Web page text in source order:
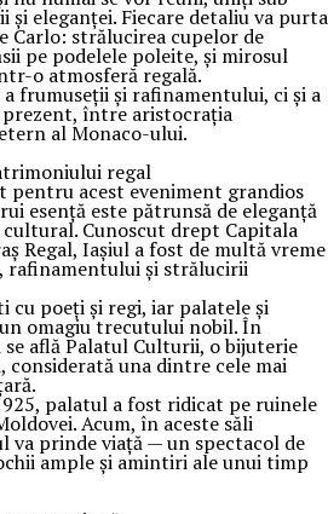
și eleganței. Fiecare detaliu va purta
Carlo: strălucirea cupelor de
pe podelele poleite, și mirosul
o atmosferă regală.
frumuseții și rafinamentului, ci și a
între aristocrația
al Monaco-ului.
regal
pentru acest eveniment grandios
esență este pătrunsă de eleganță
Cunoscut drept Capitala
Regal, Iașiul a fost de multă vreme
rafinamentului și strălucirii
cu poeți și regi, iar palatele și
omagiu trecutului nobil. În
află Palatul Culturii, o bijuterie
una dintre cele mai
palatul a fost ridicat pe ruinele
Acum, în aceste săli
va prinde viață — un spectacol de
ample și amintiri ale unui timp